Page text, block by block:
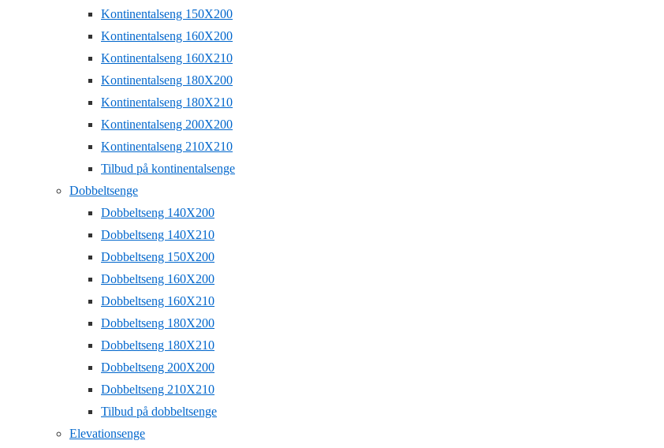
Kontinentalseng 150X200
Kontinentalseng 160X200
Kontinentalseng 160X210
Kontinentalseng 180X200
Kontinentalseng 180X210
Kontinentalseng 200X200
Kontinentalseng 210X210
Tilbud på kontinentalsenge
Dobbeltsenge
Dobbeltseng 140X200
Dobbeltseng 140X210
Dobbeltseng 150X200
Dobbeltseng 160X200
Dobbeltseng 160X210
Dobbeltseng 180X200
Dobbeltseng 180X210
Dobbeltseng 200X200
Dobbeltseng 210X210
Tilbud på dobbeltsenge
Elevationsenge